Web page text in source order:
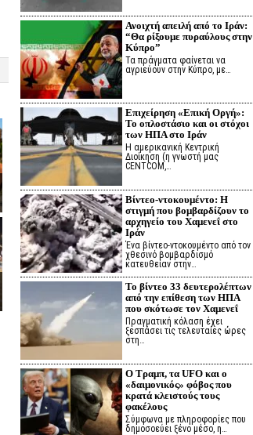
Ανοιχτή απειλή από το Ιράν:
“Θα ρίξουμε πυραύλους στην
Κύπρο”
Τα πράγματα φαίνεται να
αγριεύουν στην Κύπρο, με…
Επιχείρηση «Επική Οργή»:
Το οπλοστάσιο και οι στόχοι
των ΗΠΑ στο Ιράν
Η αμερικανική Κεντρική
Διοίκηση (η γνωστή μας
CENTCOM,…
Βίντεο-ντοκουμέντο: Η
στιγμή που βομβαρδίζουν το
αρχηγείο του Χαμενεΐ στο
Ιράν
Ένα βίντεο-ντοκουμέντο από τον
χθεσινό βομβαρδισμό
κατευθείαν στην…
Το βίντεο 33 δευτερολέπτων
από την επίθεση των ΗΠΑ
που σκότωσε τον Χαμενεΐ
Πραγματική κόλαση έχει
ξεσπάσει τις τελευταίες ώρες
στη…
Ο Τραμπ, τα UFO και ο
«δαιμονικός» φόβος που
κρατά κλειστούς τους
φακέλους
Σύμφωνα με πληροφορίες που
δημοσοεύει ξένο μέσο, η…